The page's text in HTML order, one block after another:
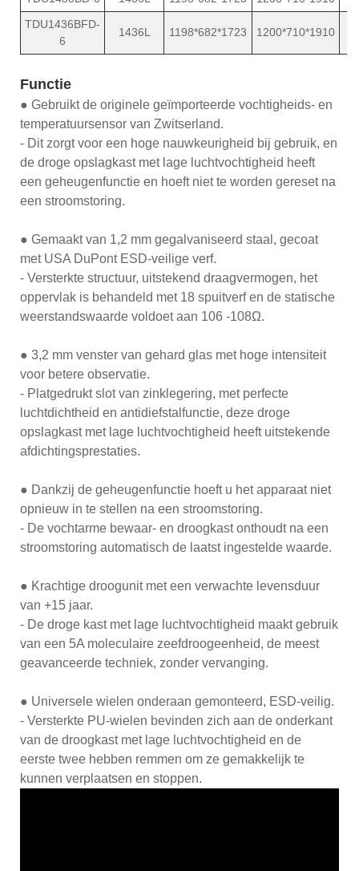
TDU1436BFD-
6
1436L 1198*682*1723 1200*710*1910
Functie
● Gebruikt de originele geïmporteerde vochtigheids- en
temperatuursensor van Zwitserland.
- Dit zorgt voor een hoge nauwkeurigheid bij gebruik, en
de droge opslagkast met lage luchtvochtigheid heeft
een geheugenfunctie en hoeft niet te worden gereset na
een stroomstoring.
● Gemaakt van 1,2 mm gegalvaniseerd staal, gecoat
met USA DuPont ESD-veilige verf.
- Versterkte structuur, uitstekend draagvermogen, het
oppervlak is behandeld met 18 spuitverf en de statische
weerstandswaarde voldoet aan 106 -108Ω.
● 3,2 mm venster van gehard glas met hoge intensiteit
voor betere observatie.
- Platgedrukt slot van zinklegering, met perfecte
luchtdichtheid en antidiefstalfunctie, deze droge
opslagkast met lage luchtvochtigheid heeft uitstekende
afdichtingsprestaties.
● Dankzij de geheugenfunctie hoeft u het apparaat niet
opnieuw in te stellen na een stroomstoring.
- De vochtarme bewaar- en droogkast onthoudt na een
stroomstoring automatisch de laatst ingestelde waarde.
● Krachtige droogunit met een verwachte levensduur
van +15 jaar.
- De droge kast met lage luchtvochtigheid maakt gebruik
van een 5A moleculaire zeefdroogeenheid, de meest
geavanceerde techniek, zonder vervanging.
● Universele wielen onderaan gemonteerd, ESD-veilig.
- Versterkte PU-wielen bevinden zich aan de onderkant
van de droogkast met lage luchtvochtigheid en de
eerste twee hebben remmen om ze gemakkelijk te
kunnen verplaatsen en stoppen.